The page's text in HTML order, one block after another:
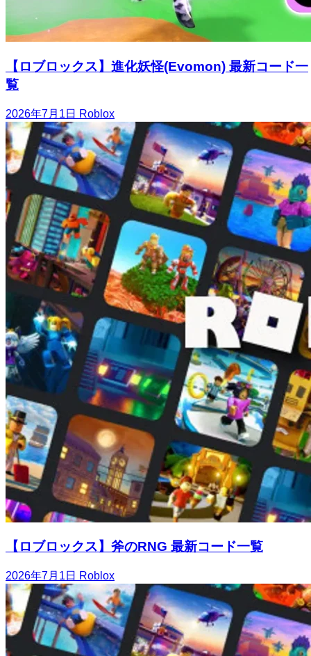
【ロブロックス】進化妖怪(Evomon) 最新コード一
覧
2026年7月1日 Roblox
【ロブロックス】斧のRNG 最新コード一覧
2026年7月1日 Roblox